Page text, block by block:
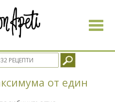
Toggle
от един